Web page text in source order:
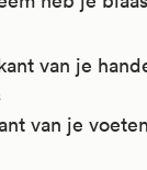
van je
van je